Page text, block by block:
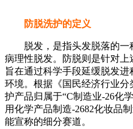
防脱洗护的定义
脱发，是指头发脱落的一
病理性脱发。防脱则是针对上
旨在通过科学手段延缓脱发
环境。根据《国民经济行业分
护产品归属于“C制造业-26化
用化学产品制造-2682化妆品
能宣称的细分赛道。